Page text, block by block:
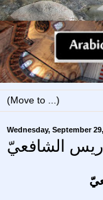
Wednesday, September
الشافعيّ